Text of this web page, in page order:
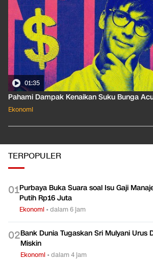
01:35
Pahami Dampak Kenaikan Suku Bunga
Ekonomi
TERPOPULER
01Purbaya Buka Suara soal Isu Gaji
Putih Rp16 Juta
Ekonomi •dalam 6 jam
02Bank Dunia Tugaskan Sri Mulyani Urus
Miskin
Ekonomi •dalam 4 jam